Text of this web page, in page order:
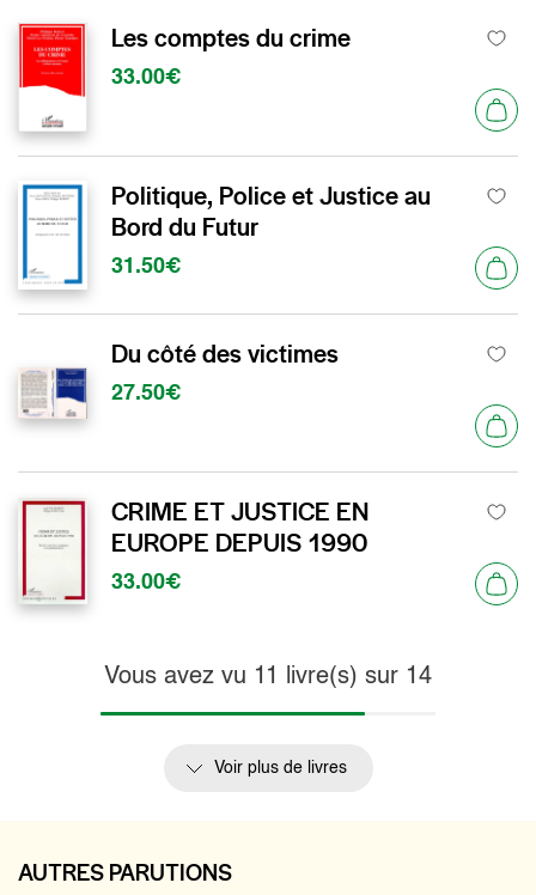
Les comptes du crime
33.00€
Politique, Police et Justice au
Bord du Futur
31.50€
Du côté des victimes
27.50€
CRIME ET JUSTICE EN
EUROPE DEPUIS 1990
33.00€
Vous avez vu 11 livre(s) sur 14
Voir plus de livres
AUTRES PARUTIONS